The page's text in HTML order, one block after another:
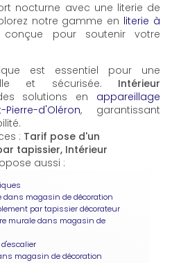
nocturne avec une literie de
notre gamme en literie à
pour soutenir votre
est essentiel pour une
et sécurisée. Intérieur
solutions en appareillage
d'Oléron, garantissant
: Tarif pose d'un
tapissier, Intérieur
aussi :
dans magasin de décoration
par tapissier décorateur
murale dans magasin de
magasin de décoration